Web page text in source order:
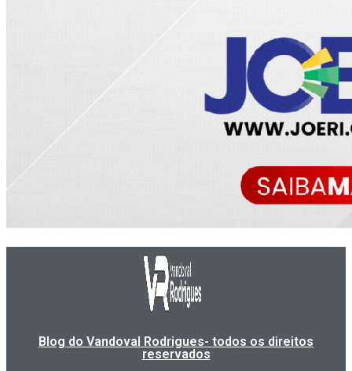
Blog do Vandoval Rodrigues- todos os direitos
reservados